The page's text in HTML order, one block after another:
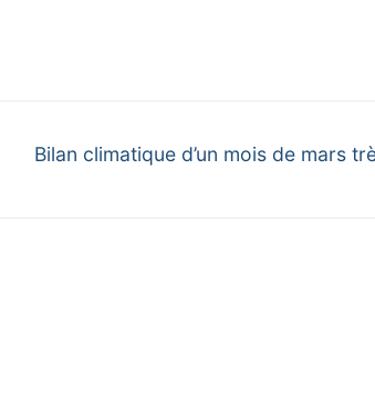
Next
Bilan climatique d’un mois de mars